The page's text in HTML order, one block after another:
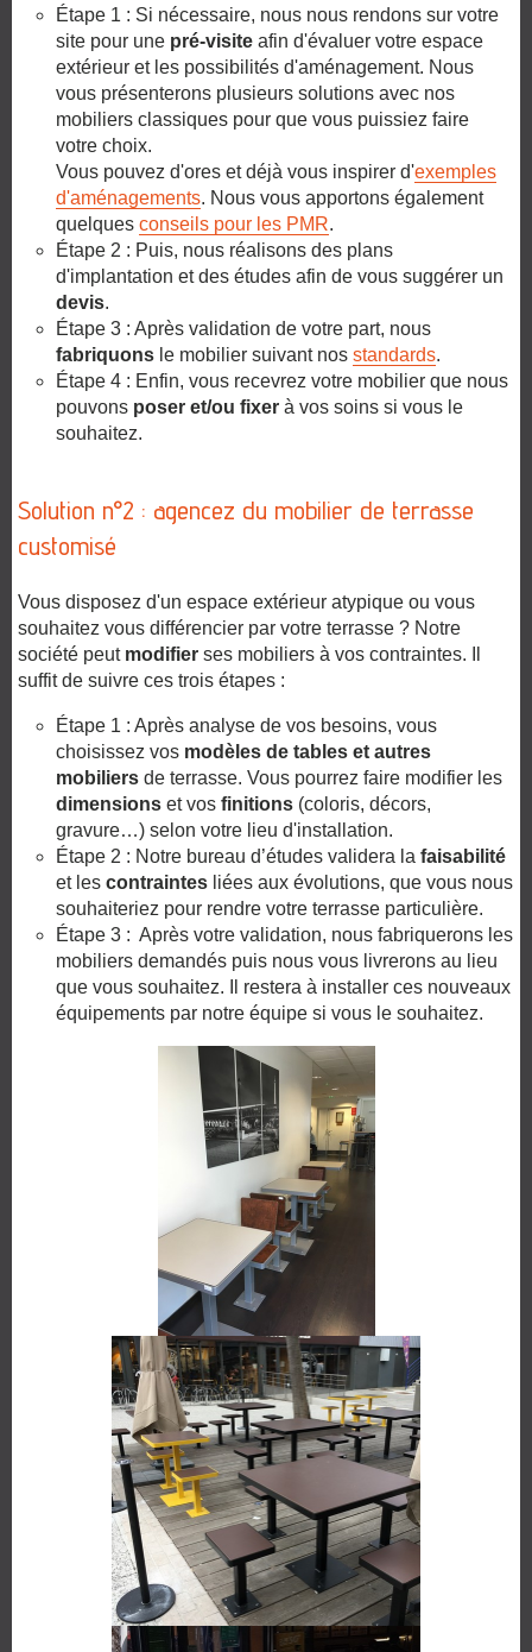
Étape 1 : Si nécessaire, nous nous rendons sur votre
site pour une pré-visite afin d'évaluer votre espace
extérieur et les possibilités d'aménagement. Nous
vous présenterons plusieurs solutions avec nos
mobiliers classiques pour que vous puissiez faire
votre choix.
Vous pouvez d'ores et déjà vous inspirer d'exemples
d'aménagements. Nous vous apportons également
quelques conseils pour les PMR.
Étape 2 : Puis, nous réalisons des plans
d'implantation et des études afin de vous suggérer un
devis.
Étape 3 : Après validation de votre part, nous
fabriquons le mobilier suivant nos standards.
Étape 4 : Enfin, vous recevrez votre mobilier que nous
pouvons poser et/ou fixer à vos soins si vous le
souhaitez.
Solution n°2 : agencez du mobilier de terrasse
customisé
Vous disposez d'un espace extérieur atypique ou vous
souhaitez vous différencier par votre terrasse ? Notre
société peut modifier ses mobiliers à vos contraintes. Il
suffit de suivre ces trois étapes :
Étape 1 : Après analyse de vos besoins, vous
choisissez vos modèles de tables et autres
mobiliers de terrasse. Vous pourrez faire modifier les
dimensions et vos finitions (coloris, décors,
gravure…) selon votre lieu d'installation.
Étape 2 : Notre bureau d’études validera la faisabilité
et les contraintes liées aux évolutions, que vous nous
souhaiteriez pour rendre votre terrasse particulière.
Étape 3 : Après votre validation, nous fabriquerons les
mobiliers demandés puis nous vous livrerons au lieu
que vous souhaitez. Il restera à installer ces nouveaux
équipements par notre équipe si vous le souhaitez.